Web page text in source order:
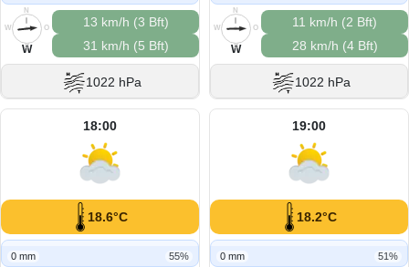
N
O
S
W
W
13 km/h (3 Bft)
31 km/h (5 Bft)
1022 hPa
N
O
S
W
W
11 km/h (2 Bft)
28 km/h (4 Bft)
1022 hPa
18:00
18.6°C
0 mm 55%
19:00
18.2°C
0 mm 51%